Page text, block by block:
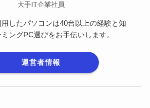
大手IT企業社員
したパソコンは40台以上の経験と知
ングPC選びをお手伝いします。
運営者情報